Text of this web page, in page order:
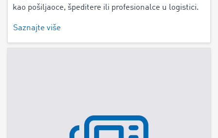
kao pošiljaoce, špeditere ili profesionalce u logistici.
Saznajte više